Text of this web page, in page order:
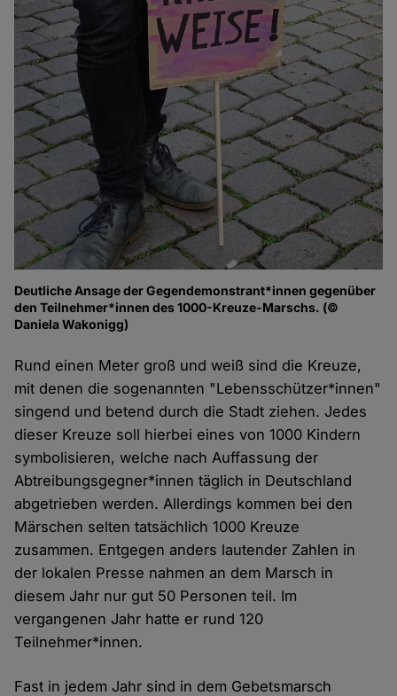
Deutliche Ansage der Gegendemonstrant*innen gegenüber
den Teilnehmer*innen des 1000-Kreuze-Marschs. (©
Daniela Wakonigg)
Rund einen Meter groß und weiß sind die Kreuze,
mit denen die sogenannten "Lebensschützer*innen"
singend und betend durch die Stadt ziehen. Jedes
dieser Kreuze soll hierbei eines von 1000 Kindern
symbolisieren, welche nach Auffassung der
Abtreibungsgegner*innen täglich in Deutschland
abgetrieben werden. Allerdings kommen bei den
Märschen selten tatsächlich 1000 Kreuze
zusammen. Entgegen anders lautender Zahlen in
der lokalen Presse nahmen an dem Marsch in
diesem Jahr nur gut 50 Personen teil. Im
vergangenen Jahr hatte er rund 120
Teilnehmer*innen.
Fast in jedem Jahr sind in dem Gebetsmarsch